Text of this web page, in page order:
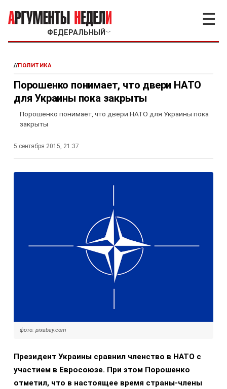
ФЕДЕРАЛЬНЫЙ ﹀
☰
//ПОЛИТИКА
Порошенко понимает, что двери НАТО
для Украины пока закрыты
Порошенко понимает, что двери НАТО для Украины пока
закрыты
5 сентября 2015, 21:37
фото: pixabay.com
Президент Украины сравнил членство в НАТО с
участием в Евросоюзе. При этом Порошенко
отметил, что в настоящее время страны-члены